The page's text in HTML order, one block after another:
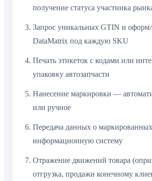
получение статуса участника
Запрос уникальных GTIN и
DataMatrix под каждую SKU
Печать этикеток с кодами или
упаковку автозапчасти
Нанесение маркировки —
или ручное
Передача данных о
информационную систему
Отражение движений товара
отгрузка, продажи конечному